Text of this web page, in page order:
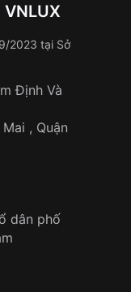
2023 tại Sở
Định Và
, Quận
dân phố